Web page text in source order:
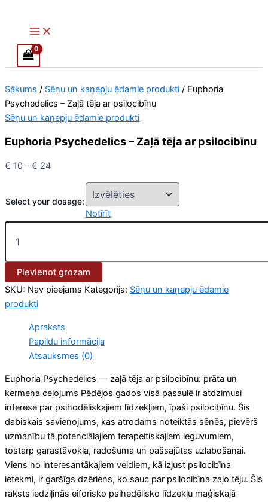
content
Sākums / Sēņu un kaņepju ēdamie produkti / Euphoria
Psychedelics – Zaļā tēja ar psilocibīnu
Sēņu un kaņepju ēdamie produkti
Euphoria Psychedelics – Zaļā tēja ar psilocibīnu
€ 10 – € 24
Select your dosage:
Notīrīt
ar
daudzums
Pievienot grozam
SKU: Nav pieejams Kategorija: Sēņu un kaņepju ēdamie
produkti
Apraksts
Papildu informācija
Atsauksmes (0)
Euphoria Psychedelics — zaļā tēja ar psilocibīnu: prāta un
ķermeņa ceļojums Pēdējos gados visā pasaulē ir atdzimusi
interese par psihodēliskajiem līdzekļiem, īpaši psilocibīnu. Šis
dabiskais savienojums, kas atrodams noteiktās sēnēs, pievērš
uzmanību tā potenciālajiem terapeitiskajiem ieguvumiem,
tostarp garastāvokļa, radošuma un pašsajūtas uzlabošanai.
Viens no interesantākajiem veidiem, kā izjust psilocibīna
ietekmi, ir garšīgs dzēriens, ko sauc par psilocibīna zaļo tēju. Šis
raksts iedziļinās eiforisko psihedēlisko līdzekļu maģiskajā